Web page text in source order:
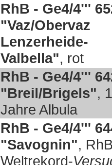
RhB - Ge4/4'''
"Vaz/Obervaz
Lenzerheide-
Valbella", rot
RhB - Ge4/4'''
"Breil/Brigels",
Jahre Albula
RhB - Ge4/4'''
"Savognin",
Weltrekord-